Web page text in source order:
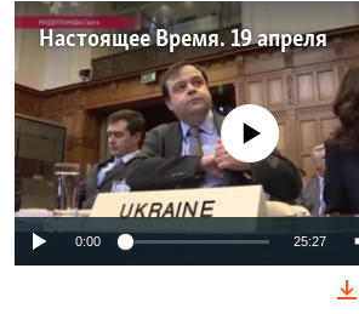
Настоящее Время. 19 апреля
No media source currently
0:00 25:27